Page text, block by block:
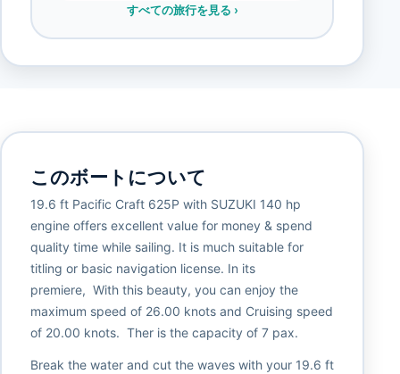
すべての旅行を見る ›
このボートについて
19.6 ft Pacific Craft 625P with SUZUKI 140 hp
engine offers excellent value for money & spend
quality time while sailing. It is much suitable for
titling or basic navigation license. In its
premiere, With this beauty, you can enjoy the
maximum speed of 26.00 knots and Cruising speed
of 20.00 knots. Ther is the capacity of 7 pax.
Break the water and cut the waves with your 19.6 ft